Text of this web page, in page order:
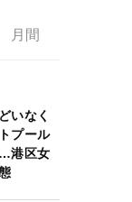
月間
いなく
プール
港区女